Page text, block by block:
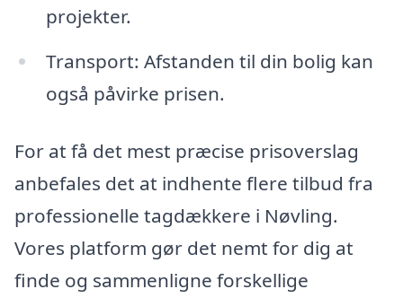
projekter.
Transport: Afstanden til din bolig kan
også påvirke prisen.
For at få det mest præcise prisoverslag
anbefales det at indhente flere tilbud fra
professionelle tagdækkere i Nøvling.
Vores platform gør det nemt for dig at
finde og sammenligne forskellige